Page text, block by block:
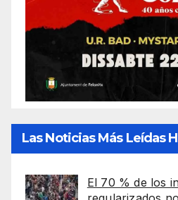
Las Noticias Más Leídas
El 70 % de los